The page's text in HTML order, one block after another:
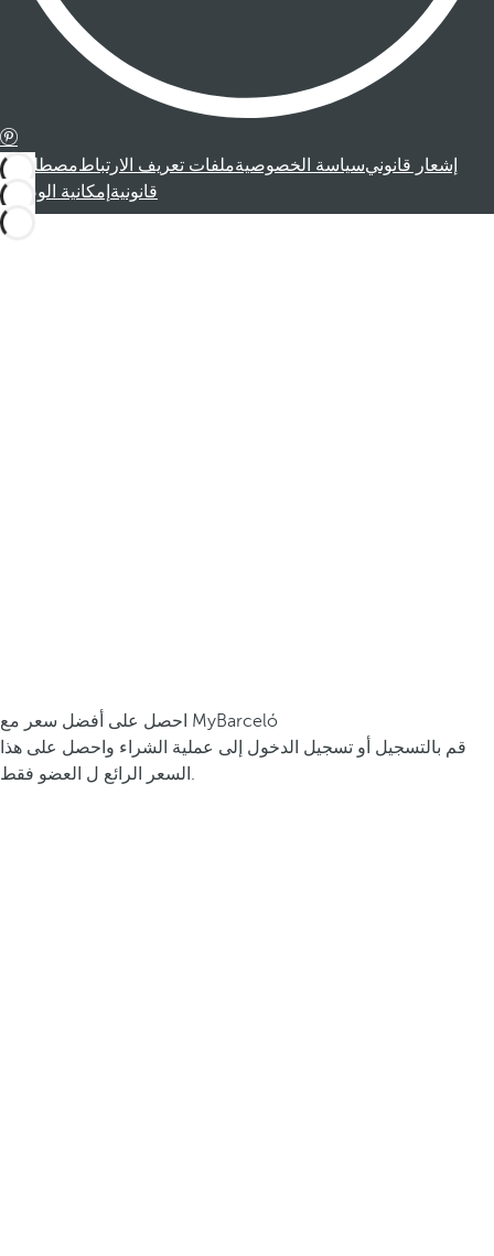
إشعار قانونيسياسة الخصوصيةملفات تعريف الارتباطمصطلحات
قانونية إمكانية الوصول
احصل على أفضل سعر مع MyBarceló
قم بالتسجيل أو تسجيل الدخول إلى عملية الشراء واحصل على هذا
السعر الرائع ل العضو فقط.